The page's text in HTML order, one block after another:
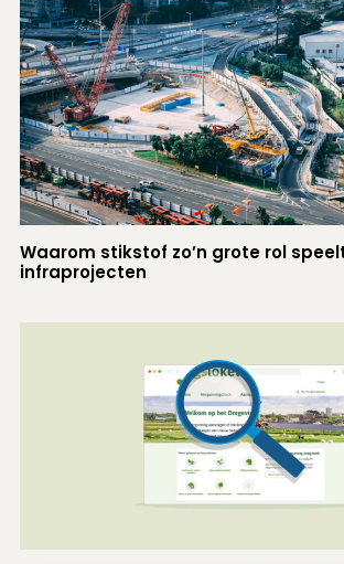
Waarom stikstof zo’n grote rol
infraprojecten